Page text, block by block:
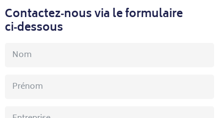
Contactez‑nous via le formulaire
ci‑dessous